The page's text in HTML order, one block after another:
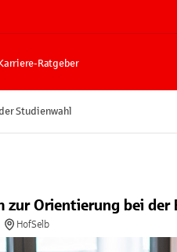
Ratgeber
Studienwahl
Orientierung bei der
HofSelb